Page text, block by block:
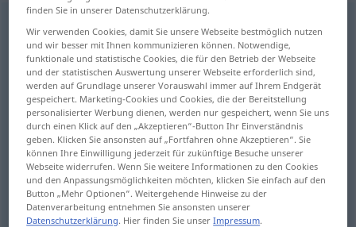
Übersicht aller Übersetzungen
(Für mehr Details die Übersetzung anklicken/antippen)
spray, sprinkle sprinkle, water
sprinkle, moisten, dampen
sprinkle, asperse
finden Sie in unserer Datenschutzerklärung.
Wir verwenden Cookies, damit Sie unsere Webseite bestmöglich nutzen
und wir besser mit Ihnen kommunizieren können. Notwendige,
funktionale und statistische Cookies, die für den Betrieb der Webseite
und der statistischen Auswertung unserer Webseite erforderlich sind,
werden auf Grundlage unserer Vorauswahl immer auf Ihrem Endgerät
gespeichert. Marketing-Cookies und Cookies, die der Bereitstellung
personalisierter Werbung dienen, werden nur gespeichert, wenn Sie uns
durch einen Klick auf den „Akzeptieren“-Button Ihr Einverständnis
geben. Klicken Sie ansonsten auf „Fortfahren ohne Akzeptieren“. Sie
können Ihre Einwilligung jederzeit für zukünftige Besuche unserer
Webseite widerrufen. Wenn Sie weitere Informationen zu den Cookies
und den Anpassungsmöglichkeiten möchten, klicken Sie einfach auf den
Button „Mehr Optionen“. Weitergehende Hinweise zu der
Datenverarbeitung entnehmen Sie ansonsten unserer
Datenschutzerklärung. Hier finden Sie unserImpressum.